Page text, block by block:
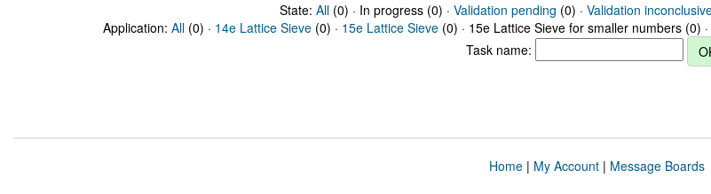
State: All(0) · In progress (0) · Validation pending (0) · Validation
Application: All (0) · 14e Lattice Sieve (0) · 15e Lattice Sieve (0) · 15e Lattice Sieve for smaller numbers (0) ·
Task name:
Home| My Account| Message Boards